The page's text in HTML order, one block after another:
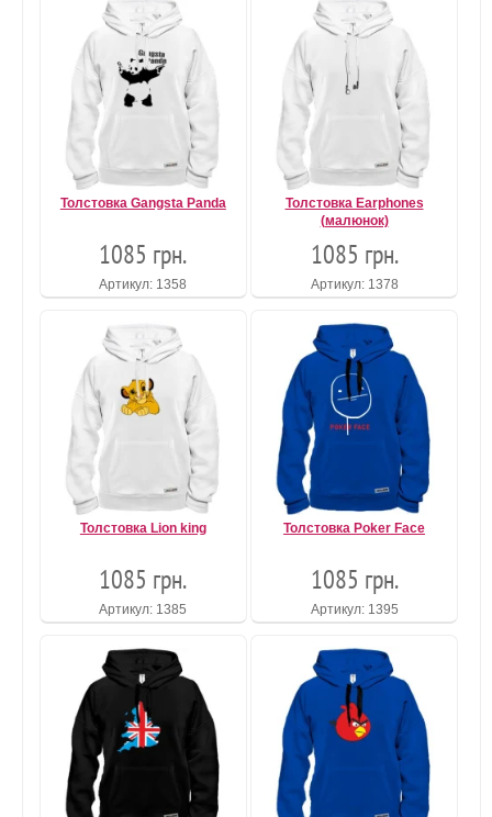
Толстовка Gangsta Panda
1085 грн.
Артикул: 1358
Толстовка Earphones
(малюнок)
1085 грн.
Артикул: 1378
Толстовка Lion king
1085 грн.
Артикул: 1385
Толстовка Poker Face
1085 грн.
Артикул: 1395